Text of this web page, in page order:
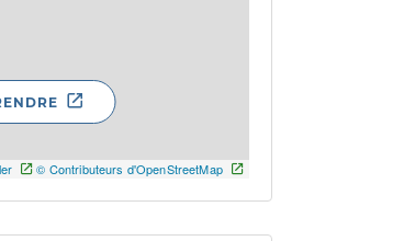
© Contributeurs d'OpenStreetMap